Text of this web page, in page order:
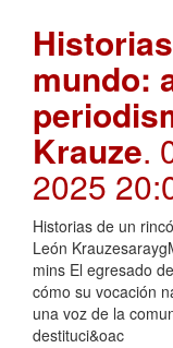
mundo:
Krauze.
2025
Historias de un
León
mins El egresado
cómo su vocación
una voz de la
destituci&oac